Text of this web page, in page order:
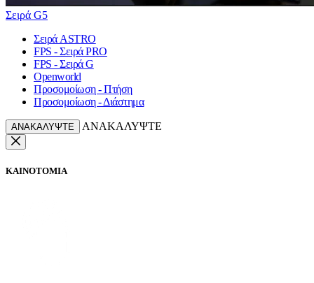
Σειρά G5
Σειρά ASTRO
FPS - Σειρά PRO
FPS - Σειρά G
Openworld
Προσομοίωση - Πτήση
Προσομοίωση - Διάστημα
ΑΝΑΚΑΛΥΨΤΕ ΑΝΑΚΑΛΥΨΤΕ
ΚΑΙΝΟΤΟΜΙΑ